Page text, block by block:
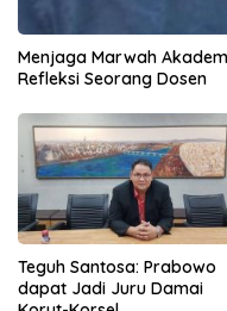
Menjaga Marwah
Refleksi Seorang Dosen
Teguh Santosa: Prabowo
dapat Jadi Juru Damai